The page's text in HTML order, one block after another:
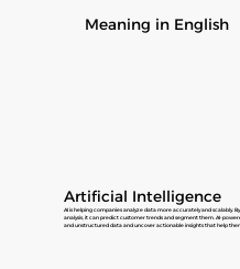
Meaning in English
Artificial Intelligence
AI is helping companies analyze data more accurately and
analysis, it can predict customer trends and segment them. AI-
and unstructured data and uncover actionable insights that help